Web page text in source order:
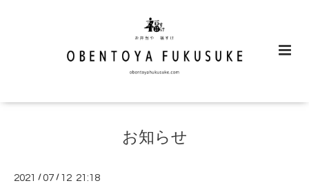
お知らせ
2021 /07 / 12 21:18